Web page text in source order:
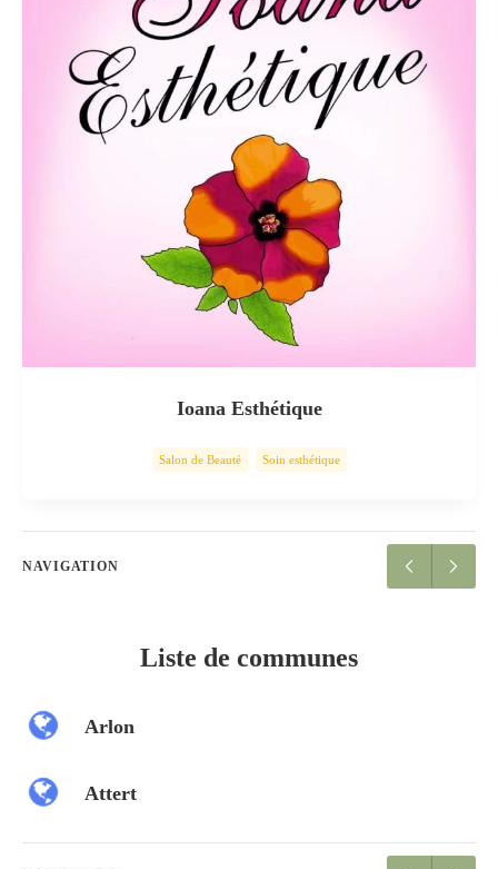
Ioana Esthétique
Salon de Beauté Soin esthétique
NAVIGATION
Liste de communes
Arlon
Attert